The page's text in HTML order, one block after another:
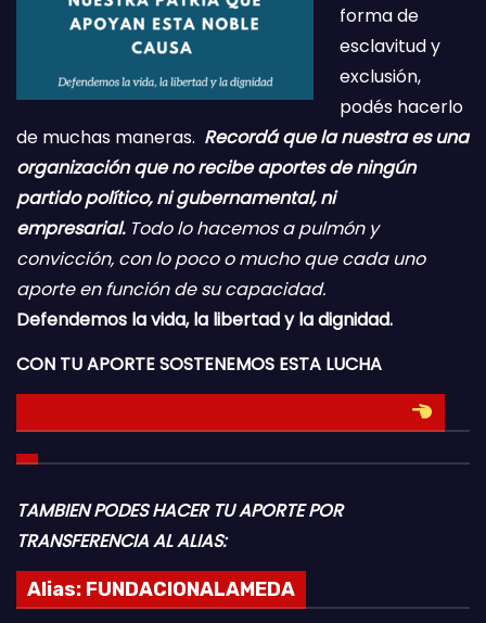
forma de
esclavitud y
exclusión,
podés hacerlo
de muchas maneras. Recordá que la nuestra es una
organización que no recibe aportes de ningún
partido político, ni gubernamental, ni
empresarial.Todo lo hacemos a pulmón y
convicción, con lo poco o mucho que cada uno
aporte en función de su capacidad.
Defendemos la vida, la libertad y la dignidad.
CON TU APORTE SOSTENEMOS ESTA LUCHA
TAMBIEN PODES HACER TU APORTE POR
TRANSFERENCIA AL ALIAS:
Alias: FUNDACIONALAMEDA